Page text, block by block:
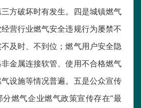
方破坏时有发生。四是城镇燃气
营行业燃气安全违规行为屡禁不
及时、不到位；燃气用户安全隐
金属连接软管、使用不合格燃气
设施等情况普遍。五是公众宣传
燃气企业燃气政策宣传存在“最